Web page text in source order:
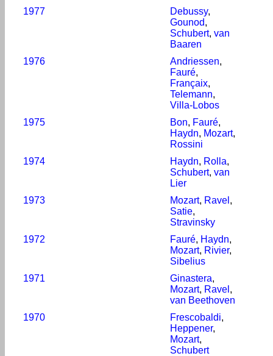
1977
Debussy,
Gounod,
Schubert, van
Baaren
1976
Andriessen,
Fauré,
Françaix,
Telemann,
Villa-Lobos
1975
Bon, Fauré,
Haydn, Mozart,
Rossini
1974
Haydn, Rolla,
Schubert, van
Lier
1973
Mozart, Ravel ,
Satie,
Stravinsky
1972
Fauré, Haydn,
Mozart, Rivier,
Sibelius
1971
Ginastera,
Mozart, Ravel ,
van Beethoven
1970
Frescobaldi,
Heppener,
Mozart,
Schubert